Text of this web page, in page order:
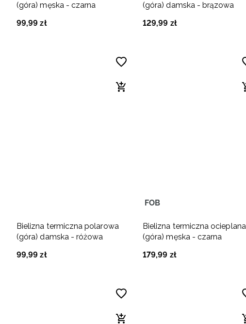
(góra) męska - czarna
99,99 zł
(góra) damska - brązowa
129,99 zł
Bielizna termiczna polarowa
(góra) damska - różowa
99,99 zł
FOB
Bielizna termiczna ocieplana
(góra) męska - czarna
179,99 zł